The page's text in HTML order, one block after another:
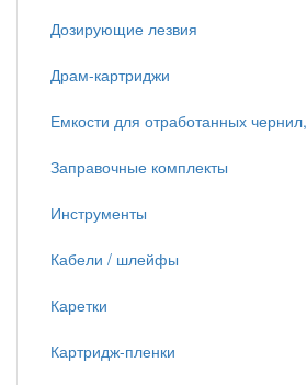
Дозирующие лезвия
Драм-картриджи
Емкости для отработанных чернил,
Заправочные комплекты
Инструменты
Кабели / шлейфы
Каретки
Картридж-пленки